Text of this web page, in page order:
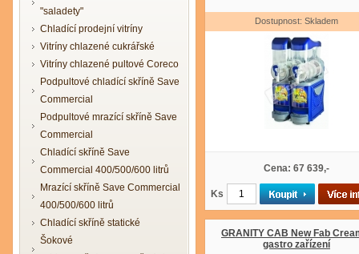
"saladety"
Chladící prodejní vitríny
Vitríny chlazené cukrářské
Vitríny chlazené pultové Coreco
Podpultové chladící skříně Save
Commercial
Podpultové mrazící skříně Save
Commercial
Chladící skříně Save
Commercial 400/500/600 litrů
Mrazící skříně Save Commercial
400/500/600 litrů
Chladící skříně statické
Šokové
Dostupnost: Skladem
Cena: 67 639,-
Ks
GRANITY CAB New Fab
gastro zařízení